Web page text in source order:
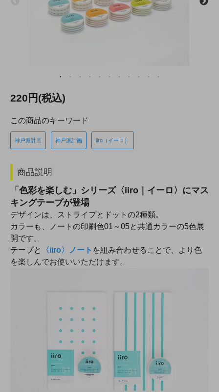
220円(税込)
この商品のキーワード
神戸派計画 神戸派計画 iiro（イーロ）
商品説明
「色彩を楽しむ」シリーズ〈iiro｜イーロ〉にマス
キングテープが登場
デザインは、ストライプとドットの2種類。
カラーも、ノートの印刷色01～05と共通カラーの5色展
開です。
テープと
〈iiro〉ノート を組み合わせることで、より色
を楽しんでお使いいただけます。